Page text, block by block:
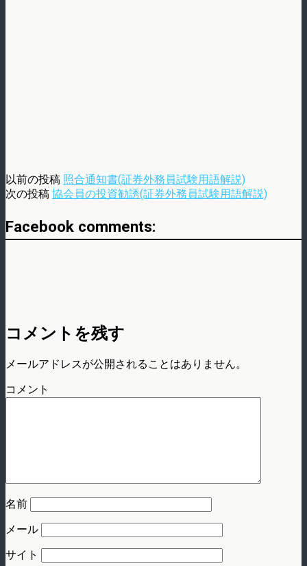
以前の投稿 照合通知書(証券外務員試験用語解説)
次の投稿 協会員の投資勧誘(証券外務員試験用語解説)
Facebook comments:
コメントを残す
メールアドレスが公開されることはありません。
コメント
名前
メール
サイト